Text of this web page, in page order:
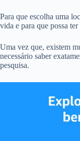
Para que escolha uma
vida e para que possa
Uma vez que, existem
necessário saber
pesquisa.